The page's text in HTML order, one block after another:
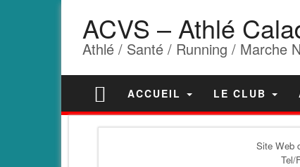
ACVS – Athlé
Athlé / Santé / Running / Marche
ACCUEIL LE CLUB
Site Web
Tel/